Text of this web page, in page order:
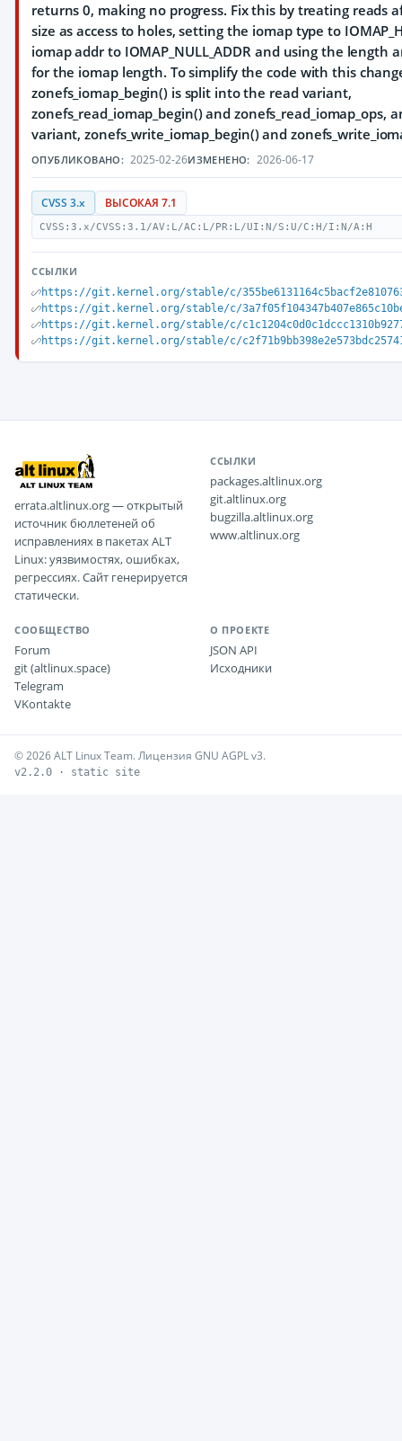
returns 0, making no progress. Fix this by treating reads
size as access to holes, setting the iomap type to
iomap addr to IOMAP_NULL_ADDR and using the length
for the iomap length. To simplify the code with this
zonefs_iomap_begin() is split into the read variant,
zonefs_read_iomap_begin() and zonefs_read_iomap_ops,
variant, zonefs_write_iomap_begin() and
ОПУБЛИКОВАНО: 2025-02-26ИЗМЕНЕНО: 2026-06-17
CVSS 3.x ВЫСОКАЯ 7.1
CVSS:3.x/CVSS:3.1/AV:L/AC:L/PR:L/UI:N/S:U/C:H/I:N/A:H
ССЫЛКИ
https://git.kernel.org/stable/c/
https://git.kernel.org/stable/c/
https://git.kernel.org/stable/c/
https://git.kernel.org/stable/c/
errata.altlinux.org — открытый
источник бюллетеней об
исправлениях в пакетах ALT
Linux: уязвимостях, ошибках,
регрессиях. Сайт генерируется
статически.
ССЫЛКИ
packages.altlinux.org
git.altlinux.org
bugzilla.altlinux.org
www.altlinux.org
СООБЩЕСТВО
Forum
git (altlinux.space)
Telegram
VKontakte
О ПРОЕКТЕ
JSON API
Исходники
© 2026 ALT Linux Team. Лицензия GNU AGPL v3.
v2.2.0 · static site